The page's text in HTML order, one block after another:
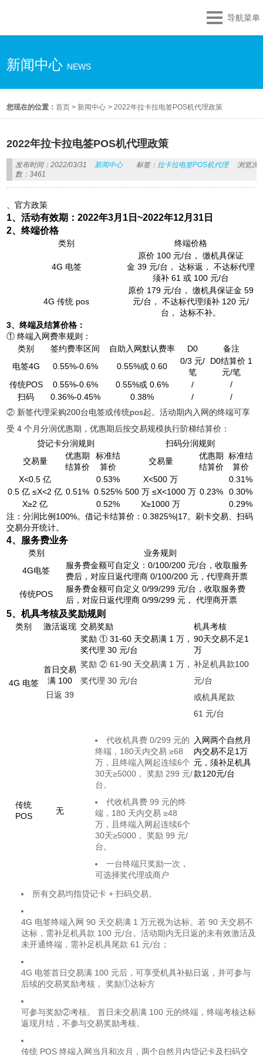
导航菜单
新闻中心 NEWS
您现在的位置：首页 > 新闻中心 >2022年拉卡拉电签POS机代理政策
2022年拉卡拉电签POS机代理政策
发布时间：2022/03/31 新闻中心 标签： 拉卡拉电签POS机代理
浏览次
数：3461
、官方政策
1、活动有效期：2022年3月1日~2022年12月31日
2、终端价格
类别 终端价格
4G 电签
原价 100 元/台， 缴机具保证
金 39 元/台， 达标返， 不达标代理
须补 61 或 100 元/台
4G 传统 pos
原价 179 元/台， 缴机具保证金 59
元/台， 不达标代理须补 120 元/
台， 达标不补。
3、终端及结算价格：
① 终端入网费率规则：
类别
签约费率区间 自助入网默认费率 D0
备注
电签4G
0.55%-0.6% 0.55%或 0.60
0/3 元/
笔
D0结算价 1
元/笔
传统POS
0.55%-0.6% 0.55%或 0.6% /
/
扫码
0.36%-0.45% 0.38% /
/
② 新签代理采购200台电签或传统pos起。活动期内入网的终端可享
受 4 个月分润优惠期，优惠期后按交易规模执行阶梯结算价：
贷记卡分润规则
扫码分润规则
交易量
优惠期
结算价
标准结
算价
交易量
优惠期
结算价
标准结
算价
X<0.5 亿
0.51%
0.53%
X<500 万
0.23%
0.31%
0.5 亿 ≤X<2 亿
0.525% 500 万 ≤X<1000 万
0.30%
X≥2 亿
0.52% X≥1000 万
0.29%
注：分润比例100%。借记卡结算价：0.3825%|17。刷卡交易、扫码
交易分开统计。
4、服务费业务
类别
业务规则
4G电签
服务费金额可自定义：0/100/200 元/台，收取服务
费后，对应日返代理商 0/100/200 元，代理商开票
传统POS
服务费金额可自定义 0/99/299 元/台，收取服务费
后，对应日返代理商 0/99/299 元， 代理商开票
5、机具考核及奖励规则
类别 激活返现 交易奖励 机具考核
4G 电签
首日交易
满 100
日返 39
奖励 ① 31-60 天交易满 1 万，
奖代理 30 元/台
奖励 ② 61-90 天交易满 1 万，
奖代理 30 元/台
90天交易不足1
万
补足机具款100
元/台
或机具尾款
61 元/台
传统
POS
无
代收机具费 0/299 元的
终端，180天内交易 ≥68
万，且终端入网起连续6个
30天≥5000， 奖励 299 元/
台。
代收机具费 99 元的终
端，180 天内交易 ≥48
万，且终端入网起连续6个
30天≥5000， 奖励 99 元/
台。
一台终端只奖励一次，
可选择奖代理或商户
入网两个自然月
内交易不足1万
元，须补足机具
款120元/台
所有交易均指贷记卡 + 扫码交易。
4G 电签终端入网 90 天交易满 1 万元视为达标。若 90 天交易不
达标，需补足机具款 100 元/台。活动期内无日返的未有效激活及
未开通终端，需补足机具尾款 61 元/台；
4G 电签首日交易满 100 元后，可享受机具补贴日返，并可参与
后续的交易奖励考核， 奖励①达标方
可参与奖励②考核。 首日未交易满 100 元的终端，终端考核达标
返现月结，不参与交易奖励考核。
传统 POS 终端入网当月和次月，两个自然月内贷记卡及扫码交